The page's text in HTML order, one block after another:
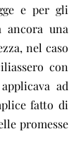
e per gli
ancora una
nel caso
con
ad
fatto di
promesse